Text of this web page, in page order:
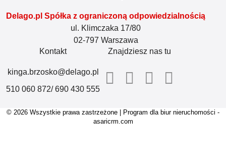
Delago.pl Spółka z ograniczoną odpowiedzialnością
ul. Klimczaka 17/80
02-797 Warszawa
Kontakt
kinga.brzosko@delago.pl
510 060 872/ 690 430 555
Znajdziesz nas tu
© 2026 Wszystkie prawa zastrzeżone | Program dla biur nieruchomości -
asaricrm.com